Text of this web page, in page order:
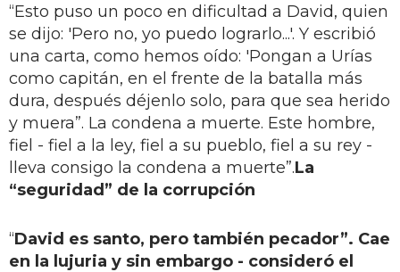
“Esto puso un poco en dificultad a David, quien
se dijo: 'Pero no, yo puedo lograrlo...'. Y escribió
una carta, como hemos oído: 'Pongan a Urías
como capitán, en el frente de la batalla más
dura, después déjenlo solo, para que sea herido
y muera”. La condena a muerte. Este hombre,
fiel - fiel a la ley, fiel a su pueblo, fiel a su rey -
lleva consigo la condena a muerte”.La
“seguridad” de la corrupción
“David es santo, pero también pecador”. Cae
en la lujuria y sin embargo - consideró el